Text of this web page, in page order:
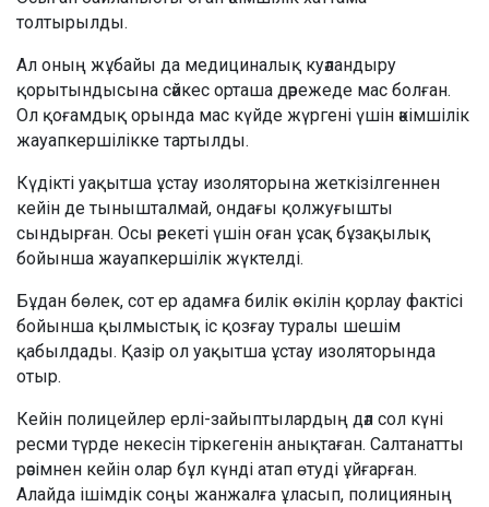
толтырылды.
Ал оның жұбайы да медициналық куәландыру
қорытындысына сәйкес орташа дәрежеде мас болған.
Ол қоғамдық орында мас күйде жүргені үшін әкімшілік
жауапкершілікке тартылды.
Күдікті уақытша ұстау изоляторына жеткізілгеннен
кейін де тынышталмай, ондағы қолжуғышты
сындырған. Осы әрекеті үшін оған ұсақ бұзақылық
бойынша жауапкершілік жүктелді.
Бұдан бөлек, сот ер адамға билік өкілін қорлау фактісі
бойынша қылмыстық іс қозғау туралы шешім
қабылдады. Қазір ол уақытша ұстау изоляторында
отыр.
Кейін полицейлер ерлі-зайыптылардың дәл сол күні
ресми түрде некесін тіркегенін анықтаған. Салтанатты
рәсімнен кейін олар бұл күнді атап өтуді ұйғарған.
Алайда ішімдік соңы жанжалға ұласып, полицияның